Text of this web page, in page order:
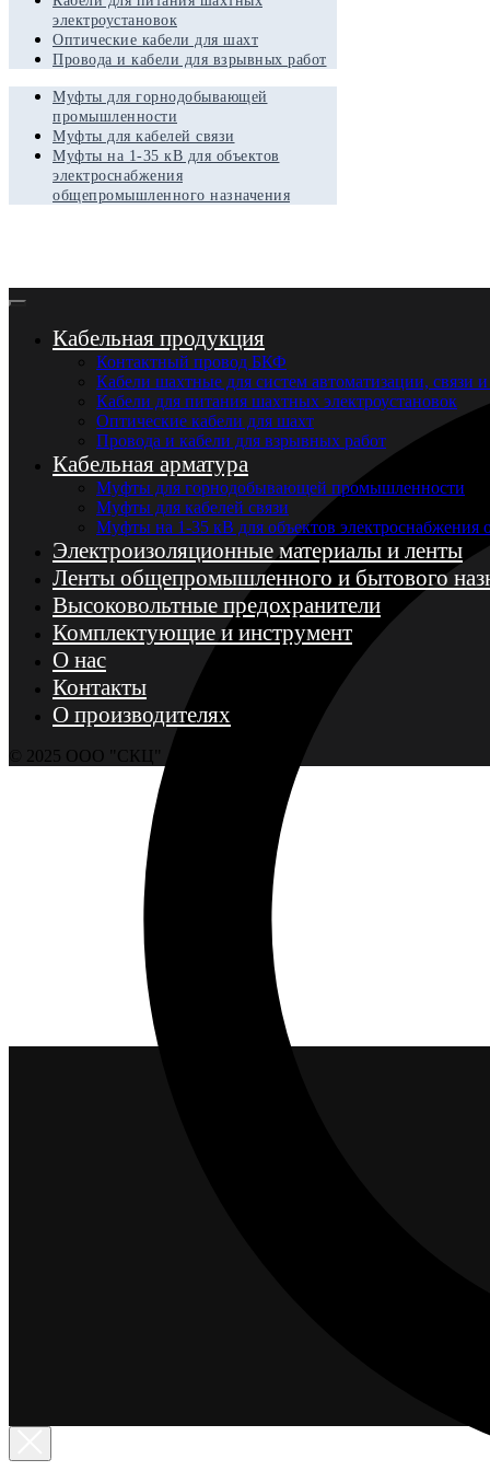
электроустановок
Оптические кабели для шахт
Провода и кабели для взрывных работ
Муфты для горнодобывающей
промышленности
Муфты для кабелей связи
Муфты на 1-35 кВ для объектов
электроснабжения
общепромышленного назначения
Кабельная продукция
Контактный провод БКФ
Кабели шахтные для систем автоматизации, связи
Кабели для питания шахтных электроустановок
Оптические кабели для шахт
Провода и кабели для взрывных работ
Кабельная арматура
Муфты для горнодобывающей промышленности
Муфты для кабелей связи
Муфты на 1-35 кВ для объектов
Электроизоляционные материалы и ленты
Ленты общепромышленного и бытового
Высоковольтные предохранители
Комплектующие и инструмент
О нас
Контакты
О производителях
© 2025 ООО "СКЦ"